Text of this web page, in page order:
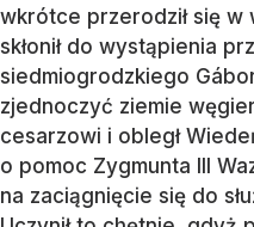
wkrótce przerodził się w
skłonił do wystąpienia
siedmiogrodzkiego
zjednoczyć ziemie
cesarzowi i obległ
o pomoc Zygmunta III
na zaciągnięcie się do